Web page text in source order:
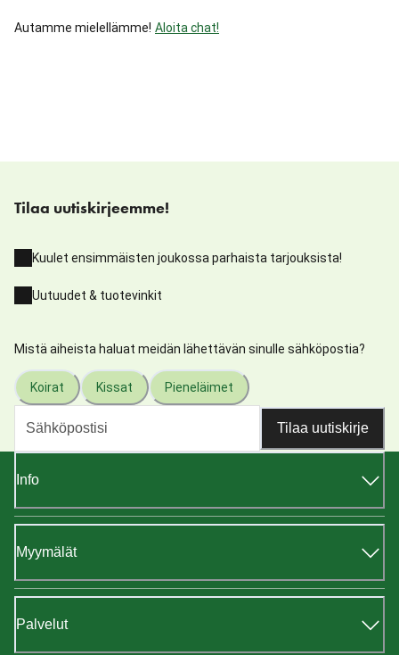
Autamme mielellämme! Aloita chat!
Tilaa uutiskirjeemme!
Kuulet ensimmäisten joukossa parhaista tarjouksista!
Uutuudet & tuotevinkit
Mistä aiheista haluat meidän lähettävän sinulle sähköpostia?
Koirat Kissat Pieneläimet
Tilaa uutiskirje
Info
Myymälät
Palvelut